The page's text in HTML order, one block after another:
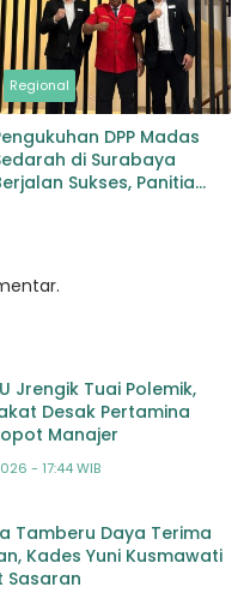
Regional
DPP Madas
di Surabaya
Sukses, Panitia
Jrengik Tuai Polemik,
Desak Pertamina
Manajer
- 17:44 WIB
Tamberu Daya Terima
Kades Yuni Kusmawati
Sasaran